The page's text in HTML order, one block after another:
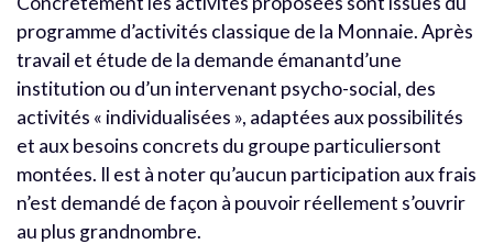
programme d’activités classique de la Monnaie. Après
travail et étude de la demande émanantd’une
institution ou d’un intervenant psycho-social, des
activités « individualisées », adaptées aux possibilités
et aux besoins concrets du groupe particuliersont
montées. Il est à noter qu’aucun participation aux frais
n’est demandé de façon à pouvoir réellement s’ouvrir
au plus grandnombre.